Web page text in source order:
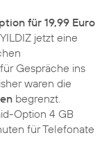
für 19,99 Euro
jetzt eine
Gespräche ins
waren die
begrenzt.
Option 4 GB
für Telefonate